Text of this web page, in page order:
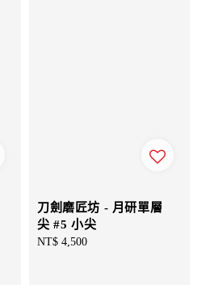
刀劍磨匠坊 - 月研單層
尖 #5 小尖
Regular
NT$ 4,500